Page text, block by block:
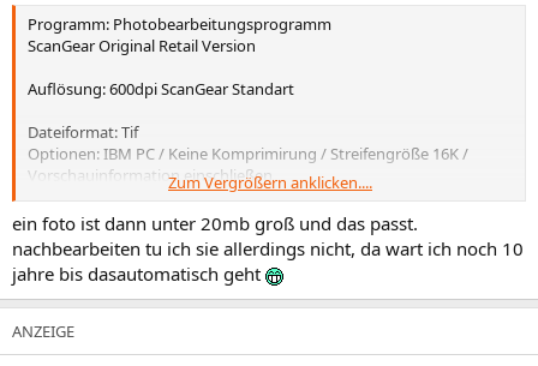
Programm: Photobearbeitungsprogramm
ScanGear Original Retail Version
Auflösung: 600dpi ScanGear Standart
Dateiformat: Tif
Optionen: IBM PC / Keine Komprimirung / Streifengröße 16K /
Vorschauinformation einschließen
Dateinamen: (mm.jj) Bezieht sich auf die Angabe auf der Rückseite
des Fotos.
Zum Vergrößern anklicken....
ein foto ist dann unter 20mb groß und das passt.
nachbearbeiten tu ich sie allerdings nicht, da wart ich noch 10
jahre bis dasautomatisch geht